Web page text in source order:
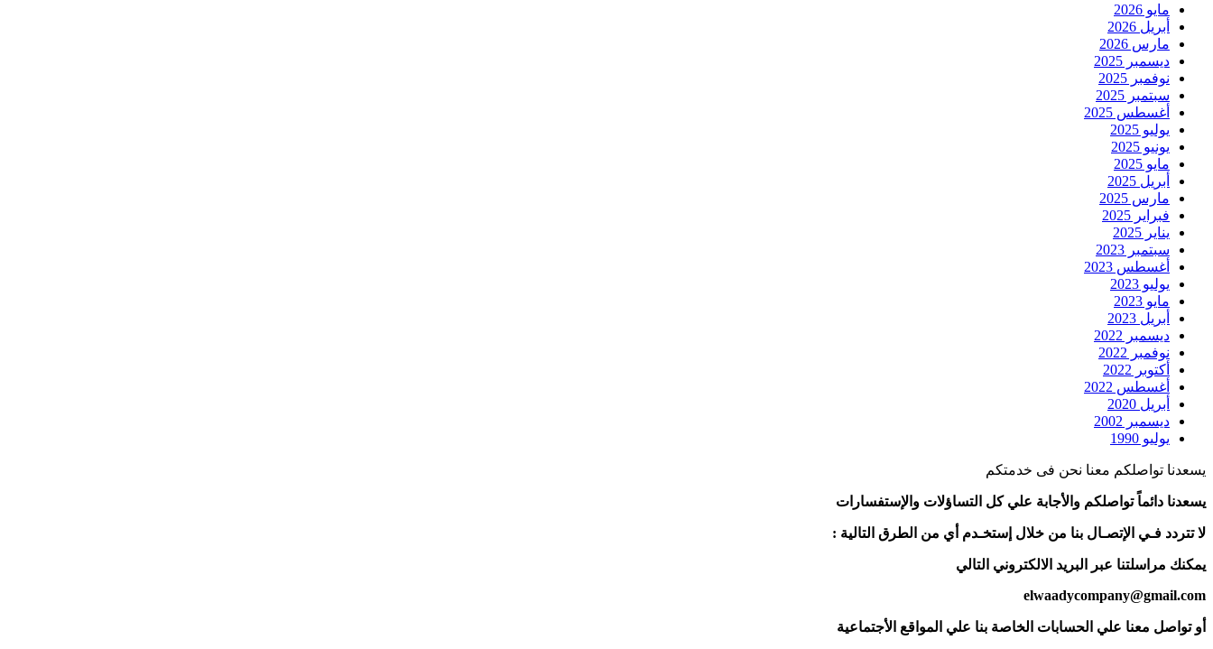
مايو 2026
أبريل 2026
مارس 2026
ديسمبر 2025
نوفمبر 2025
سبتمبر 2025
أغسطس 2025
يوليو 2025
يونيو 2025
مايو 2025
أبريل 2025
مارس 2025
فبراير 2025
يناير 2025
سبتمبر 2023
أغسطس 2023
يوليو 2023
مايو 2023
أبريل 2023
ديسمبر 2022
نوفمبر 2022
أكتوبر 2022
أغسطس 2022
أبريل 2020
ديسمبر 2002
يوليو 1990
يسعدنا تواصلكم معنا نحن فى خدمتكم
يسعدنا دائماً تواصلكم والأجابة علي كل التساؤلات والإستفسارات
لا تتردد فـي الإتصـال بنا من خلال إستخـدم أي من الطرق التالية :
يمكنك مراسلتنا عبر البريد الالكتروني التالي
elwaadycompany@gmail.com
أو تواصل معنا علي الحسابات الخاصة بنا علي المواقع الأجتماعية